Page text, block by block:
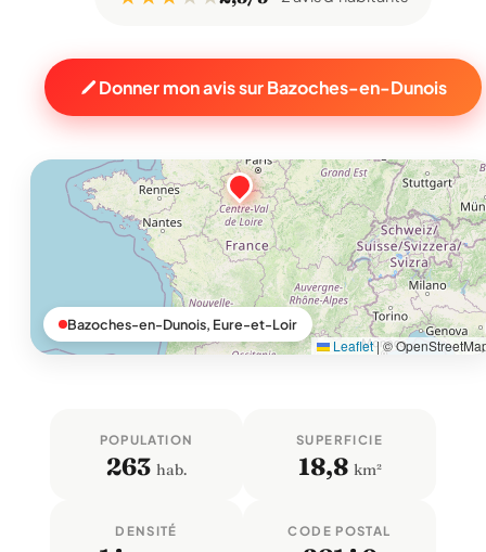
Donner mon avis sur Bazoches-en-Dunois
Leaflet|©
Bazoches-en-Dunois, Eure-et-Loir
POPULATION
263 hab.
SUPERFICIE
18,8 km²
DENSITÉ CODE POSTAL